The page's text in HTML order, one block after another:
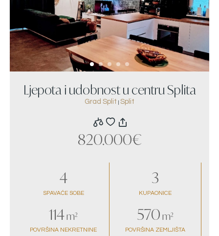
Ljepota i udobnost u centru Splita
Grad Split Split
820.000€
4
SPAVAĆE SOBE
3
KUPAONICE
114m²
POVRŠINA NEKRETNINE
570 m²
POVRŠINA ZEMLJIŠTA